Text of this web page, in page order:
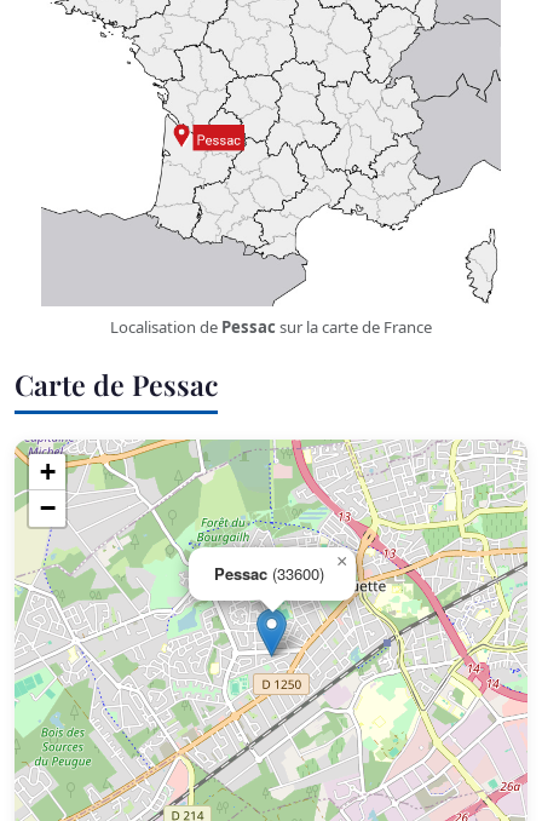
Localisation de Pessac sur la carte de France
Carte de Pessac
Pessac (33600)
×
+
−